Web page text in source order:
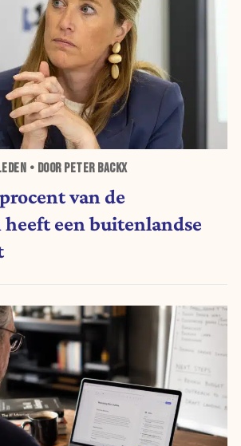
• DOOR PETER BACKX
van de
heeft een buitenlandse